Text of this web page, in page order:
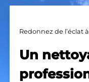
Redonnez de l’éclat
Un